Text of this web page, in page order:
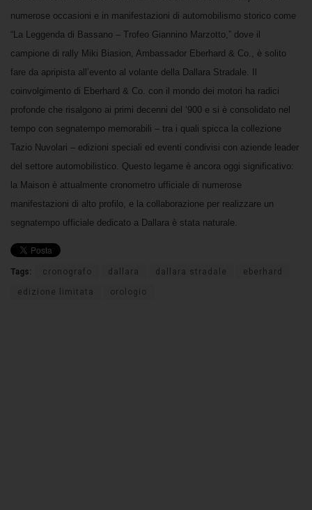
numerose occasioni e in manifestazioni di automobilismo storico come
“La Leggenda di Bassano – Trofeo Giannino Marzotto,” dove il
campione di rally Miki Biasion, Ambassador Eberhard & Co., è solito
fare da apripista all’evento al volante della Dallara Stradale.
coinvolgimento di Eberhard & Co. con il mondo dei motori ha radici
profonde che risalgono ai primi decenni del ‘900 e si è consolidato nel
tempo con segnatempo memorabili – tra i quali spicca la collezione
Tazio Nuvolari – edizioni speciali ed eventi condivisi con aziende leader
del settore automobilistico. Questo legame è ancora oggi significativo:
la Maison è attualmente cronometro ufficiale di numerose
manifestazioni di alto profilo, e la collaborazione per realizzare un
segnatempo ufficiale dedicato a Dallara è stata naturale.
Tags: cronografo dallara dallara stradale eberhard
edizione limitata orologio